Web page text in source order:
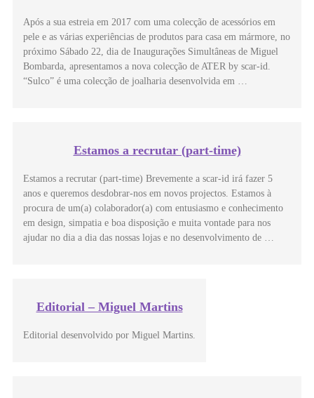
Após a sua estreia em 2017 com uma colecção de acessórios em
pele e as várias experiências de produtos para casa em mármore, no
próximo Sábado 22, dia de Inaugurações Simultâneas de Miguel
Bombarda, apresentamos a nova colecção de ATER by scar-id.
“Sulco” é uma colecção de joalharia desenvolvida em …
Estamos a recrutar (part-time)
Estamos a recrutar (part-time) Brevemente a scar-id irá fazer 5
anos e queremos desdobrar-nos em novos projectos. Estamos à
procura de um(a) colaborador(a) com entusiasmo e conhecimento
em design, simpatia e boa disposição e muita vontade para nos
ajudar no dia a dia das nossas lojas e no desenvolvimento de …
Editorial – Miguel Martins
Editorial desenvolvido por Miguel Martins.